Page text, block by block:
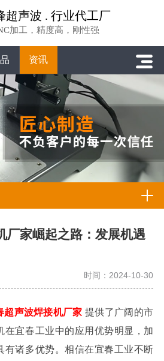
超声波 . 行业代工厂
加工，精度高，刚性强
资讯
厂家崛起之路：发展机遇
时间：2024-10-30
超声波焊接机厂家 提供了广阔的市
在宜春工业中的应用优势明显，加
有诸多优势。相信在宜春工业不断